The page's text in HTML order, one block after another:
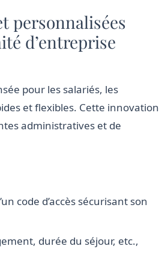
personnalisées
d’entreprise
pour les salariés, les
et flexibles. Cette innovation
administratives et de
code d’accès sécurisant son
durée du séjour, etc.,